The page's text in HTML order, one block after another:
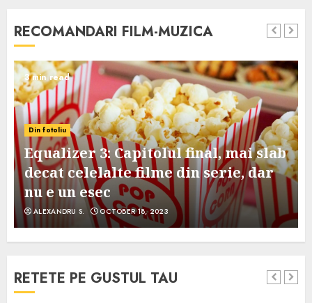
RECOMANDARI FILM-MUZICA
3 min read
Din fotoliu
Equalizer 3: Capitolul final, mai slab
decat celelalte filme din serie, dar
nu e un esec
ALEXANDRU S. OCTOBER 18, 2023
RETETE PE GUSTUL TAU